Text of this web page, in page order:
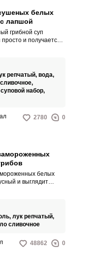
белых
лапшой
грибной суп
просто и получается
обед.
репчатый, вода,
набор,
2780 0
белых
и выглядит
сушёными, или
Получается
ароматный и
лук репчатый,
сливочное
48862 0